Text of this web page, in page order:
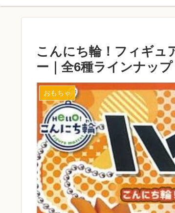
こんにち輪！フィギュ
ー｜全6種ラインナッ
おもちゃ